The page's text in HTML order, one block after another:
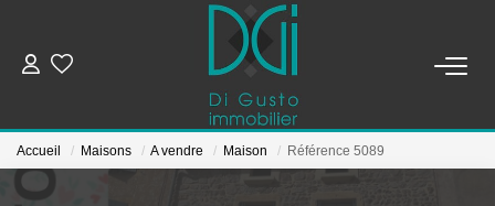
ESTIMER ET METTRE EN VENTE
BIENS À VENDRE
Accueil Maisons A vendre Maison Référence 5089